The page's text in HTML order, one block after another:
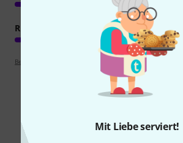
Mit Liebe serviert!
RECHNER AUSLASTUNG
Bewertungsrichtlinien
Schon gewusst?